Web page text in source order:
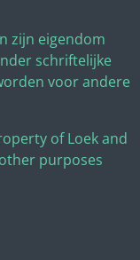
zijn eigendom
schriftelijke
voor andere
of Loek and
purposes